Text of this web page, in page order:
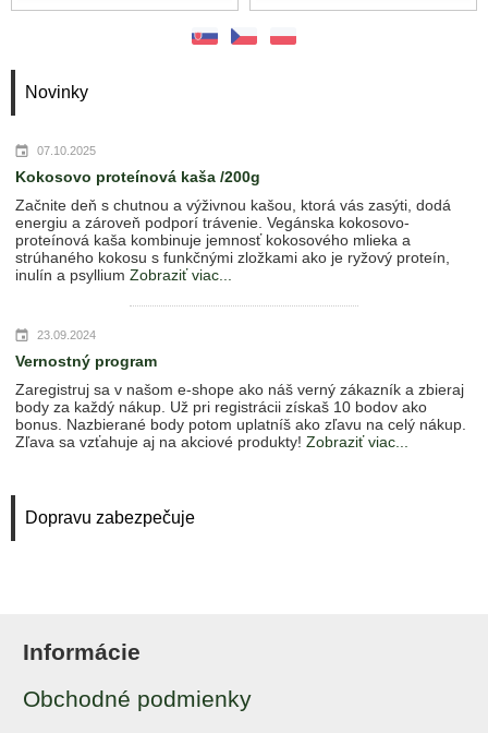
Novinky
07.10.2025
Kokosovo proteínová kaša /200g
Začnite deň s chutnou a výživnou kašou, ktorá vás zasýti, dodá
energiu a zároveň podporí trávenie. Vegánska kokosovo-
proteínová kaša kombinuje jemnosť kokosového mlieka a
strúhaného kokosu s funkčnými zložkami ako je ryžový proteín,
inulín a psyllium Zobraziť viac...
23.09.2024
Vernostný program
Zaregistruj sa v našom e-shope ako náš verný zákazník a zbieraj
body za každý nákup. Už pri registrácii získaš 10 bodov ako
bonus. Nazbierané body potom uplatníš ako zľavu na celý nákup.
Zľava sa vzťahuje aj na akciové produkty! Zobraziť viac...
Dopravu zabezpečuje
Informácie
Obchodné podmienky